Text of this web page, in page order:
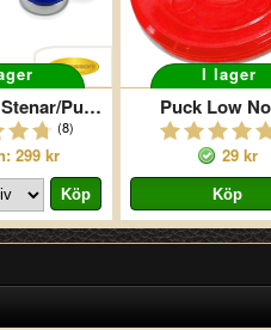
Gamesson Stenar/Puckar Shuffleboard
(8)
299 kr
I lager
Puck Low
29 kr